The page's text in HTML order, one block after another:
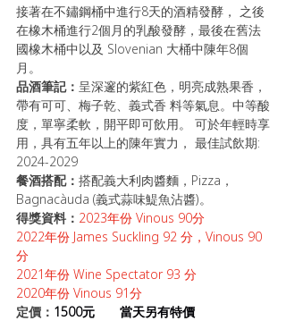
接著在不鏽鋼桶中進行8天的酒精發酵， 之後
在橡木桶進行2個月的乳酸發酵，最後在舊法
國橡木桶中以及 Slovenian 大桶中陳年8個
月。
品酒筆記： 呈深邃的紫紅色，明亮成熟果香，
帶有可可、梅子乾、義式香 料等氣息。中等酸
度，單寧柔軟，開平即可飲用。 可於年輕時享
用，具有五年以上的陳年實力， 最佳試飲期:
2024-2029
餐酒搭配： 搭配義大利肉醬麵，Pizza，
Bagnacàuda (義式蒜味鯷魚沾醬)。
得獎資料： 2023年份 Vinous 90分
2022年份 James Suckling 92 分，Vinous 90
分
2021年份 Wine Spectator 93 分
2020年份 Vinous 91分
定價： 1500元       當天另有特價